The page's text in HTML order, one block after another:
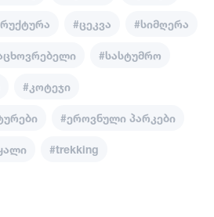
#ცეკვა #სიმღერა
#სასტუმრო
#კოტეჯი
#ეროვნული პარკები
#trekking